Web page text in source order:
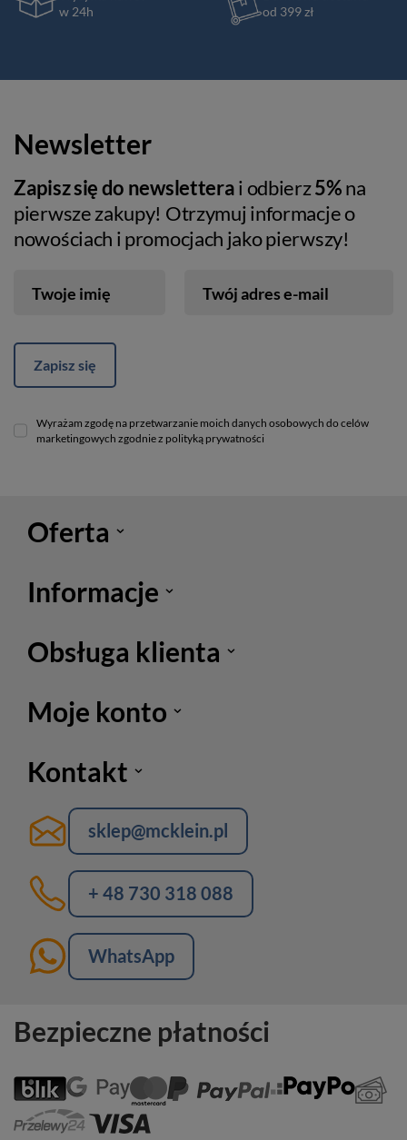
w 24h
od 399 zł
Newsletter
Zapisz się do newsletterai odbierz5%na
pierwsze zakupy! Otrzymuj informacje o
nowościach i promocjach jako pierwszy!
Twoje imię Twój adres e-mail
Zapisz się
Wyrażam zgodę na przetwarzanie moich danych osobowych do celów
marketingowych zgodnie z polityką prywatności
Oferta
Informacje
Obsługa klienta
Moje konto
Kontakt
sklep@mcklein.pl
+ 48 730 318 088
WhatsApp
Bezpieczne płatności